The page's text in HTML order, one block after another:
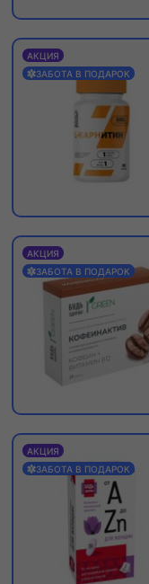
АКЦИЯ
ЗАБОТА В ПОДАРОК
АКЦИЯ
ЗАБОТА В ПОДАРОК
АКЦИЯ
ЗАБОТА В ПОДАРОК